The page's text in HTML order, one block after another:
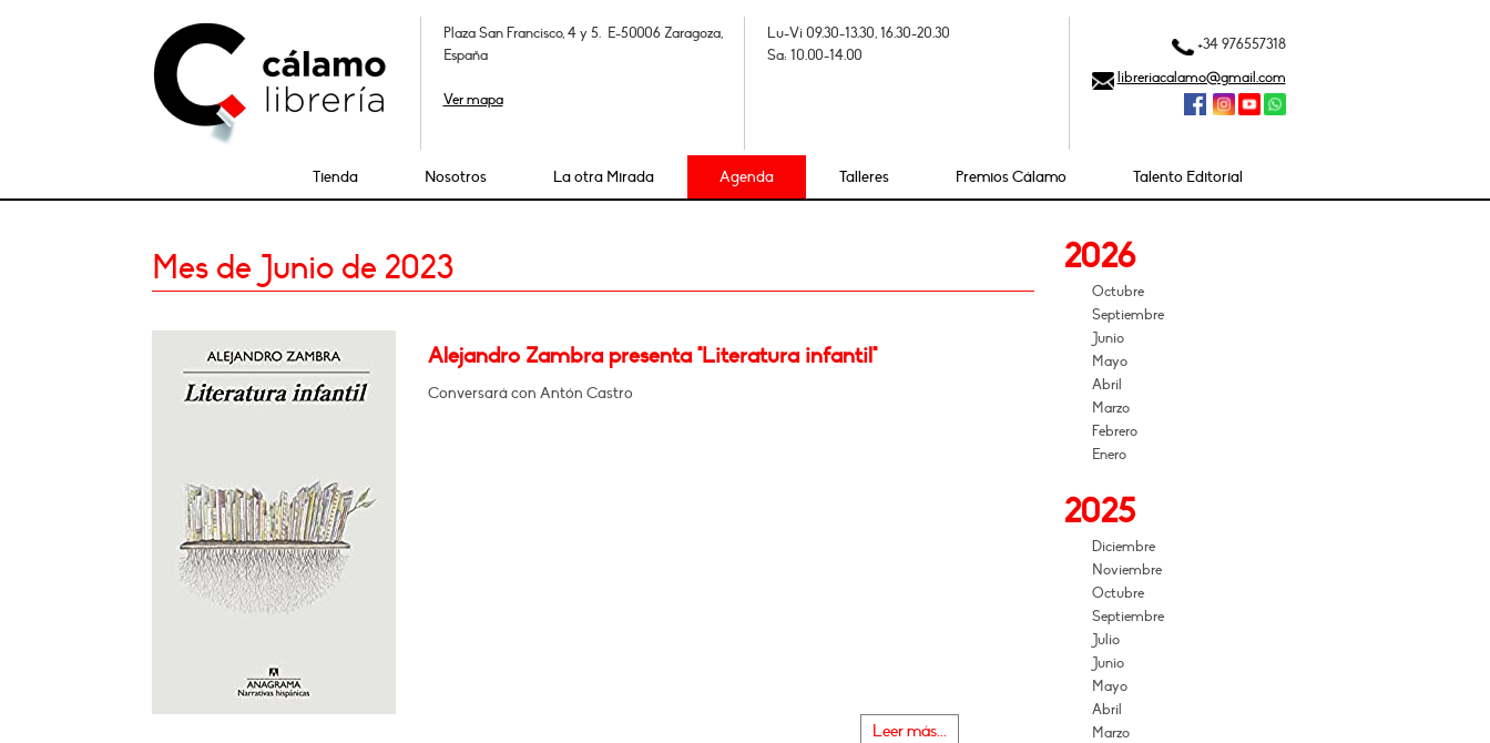
Plaza San Francisco, 4 y 5. E-50006 Zaragoza,
España
Ver mapa
Lu-Vi 09.30-13.30, 16.30-20.30
Sa: 10.00-14.00
+34 976557318
libreriacalamo@gmail.com
Tienda Nosotros La otra Mirada Agenda Talleres Premios Cálamo Talento Editorial
Mes de Junio de 2023
Alejandro Zambra presenta "Literatura infantil"
Conversará con Antón Castro
Leer más...
2026
Octubre
Septiembre
Junio
Mayo
Abril
Marzo
Febrero
Enero
2025
Diciembre
Noviembre
Octubre
Septiembre
Julio
Junio
Mayo
Abril
Marzo